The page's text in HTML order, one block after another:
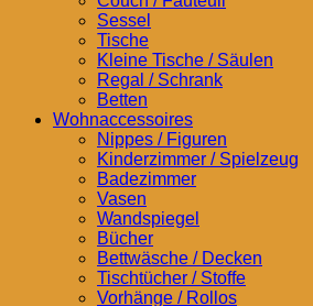
Sessel
Tische
Kleine Tische / Säulen
Regal / Schrank
Betten
Wohnaccessoires
Nippes / Figuren
Kinderzimmer / Spielzeug
Badezimmer
Vasen
Wandspiegel
Bücher
Bettwäsche / Decken
Tischtücher / Stoffe
Vorhänge / Rollos